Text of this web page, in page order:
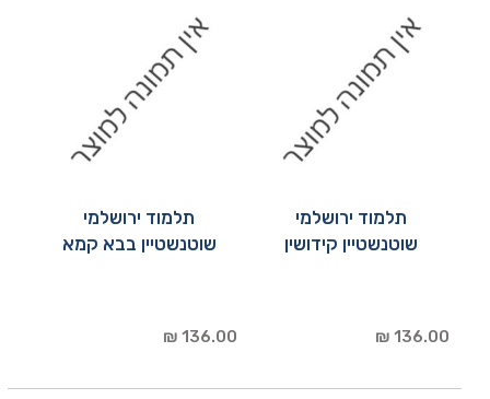
תלמוד ירושלמי
שוטנשטיין קידושין
136.00 ₪
תלמוד ירושלמי
שוטנשטיין בבא קמא
136.00 ₪